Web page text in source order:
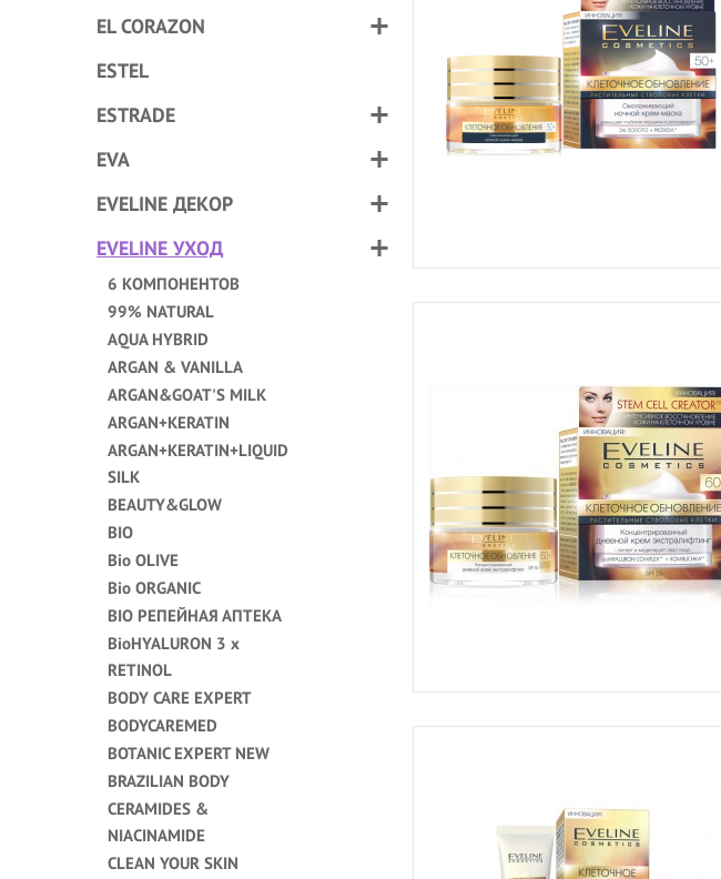
EL CORAZON
ESTEL
ESTRADE
EVA
EVELINE ДЕКОР
EVELINE УХОД
6 КОМПОНЕНТОВ
99% NATURAL
AQUA HYBRID
ARGAN & VANILLA
ARGAN&GOAT'S MILK
ARGAN+KERATIN
ARGAN+KERATIN+LIQUID
SILK
BEAUTY&GLOW
BIO
Bio OLIVE
Bio ORGANIC
BIO РЕПЕЙНАЯ АПТЕКА
BioHYALURON 3 x
RETINOL
BODY CARE EXPERT
BODYCAREMED
BOTANIC EXPERT NEW
BRAZILIAN BODY
CERAMIDES &
NIACINAMIDE
CLEAN YOUR SKIN